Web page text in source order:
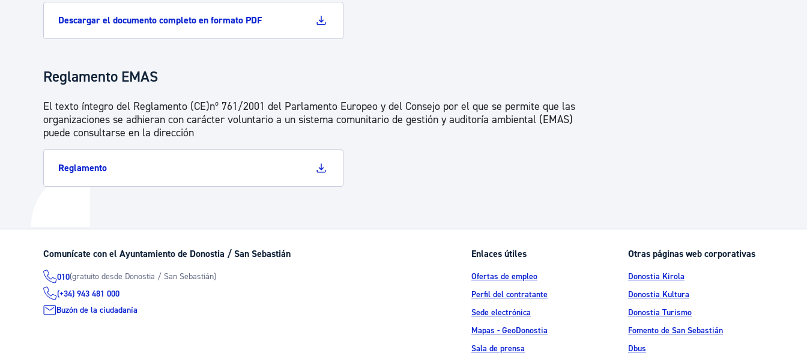
Descargar el documento completo en formato PDF
Reglamento EMAS
El texto íntegro del Reglamento (CE)nº 761/2001 del Parlamento Europeo y del Consejo por el que se permite que las
organizaciones se adhieran con carácter voluntario a un sistema comunitario de gestión y auditoría ambiental (EMAS)
puede consultarse en la dirección
Reglamento
Comunícate con el Ayuntamiento de Donostia / San Sebastián
010(gratuito desde Donostia / San Sebastián)
(+34) 943 481 000
Buzón de la ciudadanía
Enlaces útiles
Ofertas de empleo
Perfil del contratante
Sede electrónica
Mapas - GeoDonostia
Sala de prensa
Otras páginas web corporativas
Donostia Kirola
Donostia Kultura
Donostia Turismo
Fomento de San Sebastián
Dbus